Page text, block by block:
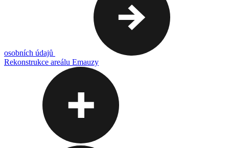
osobních údajů
Rekonstrukce areálu Emauzy